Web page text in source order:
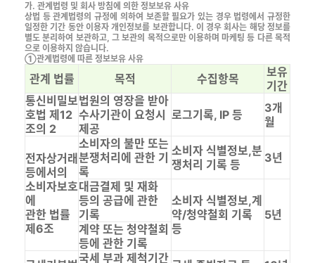
가. 관계법령 및 회사 방침에 의한 정보보유 사유
상법 등 관계법령의 규정에 의하여 보존할 필요가 있는 경우 법령에서 규정한
일정한 기간 동안 이용자 개인정보를 보관합니다. 이 경우 회사는 해당 정보를
별도 분리하여 보관하고, 그 보관의 목적으로만 이용하며 마케팅 등 다른 목적
으로 이용하지 않습니다.
①관계법령에 따른 정보보유 사유
관계 법률 목적 수집항목
보유
기간
통신비밀보
호법 제12
조의 2
법원의 영장을 받아
수사기관이 요청시
제공
로그기록, IP 등
3개
월
전자상거래
등에서의
소비자보호
에
관한 법률
제6조
소비자의 불만 또는
분쟁처리에 관한 기
록
소비자 식별정보,분
쟁처리 기록 등
3년
대금결제 및 재화
등의 공급에 관한
기록
소비자 식별정보,계
약/청약철회 기록
등
5년
계약 또는 청약철회
등에 관한 기록
국세 부과 제척기간